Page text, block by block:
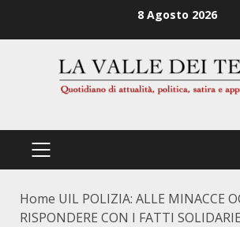
8 Agosto 2026
PRIMÄRES
Home UIL POLIZIA: ALLE MINACCE
RISPONDERE CON I FATTI